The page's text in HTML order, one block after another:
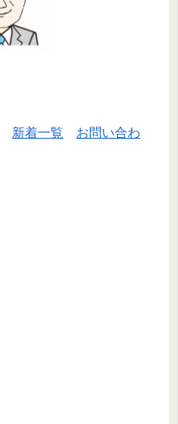
新着一覧
お問い合わ